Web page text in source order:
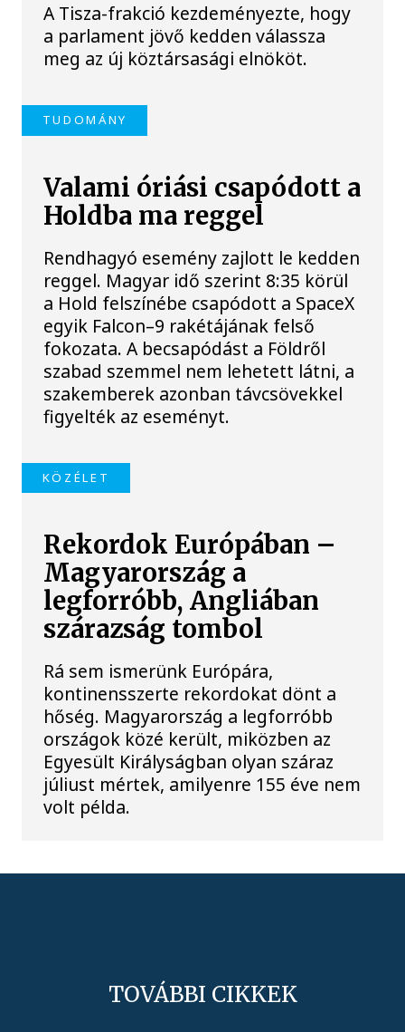
A Tisza-frakció kezdeményezte, hogy
a parlament jövő kedden válassza
meg az új köztársasági elnököt.
TUDOMÁNY
Valami óriási csapódott a
Holdba ma reggel
Rendhagyó esemény zajlott le kedden
reggel. Magyar idő szerint 8:35 körül
a Hold felszínébe csapódott a SpaceX
egyik Falcon–9 rakétájának felső
fokozata. A becsapódást a Földről
szabad szemmel nem lehetett látni, a
szakemberek azonban távcsövekkel
figyelték az eseményt.
KÖZÉLET
Rekordok Európában –
Magyarország a
legforróbb, Angliában
szárazság tombol
Rá sem ismerünk Európára,
kontinensszerte rekordokat dönt a
hőség. Magyarország a legforróbb
országok közé került, miközben az
Egyesült Királyságban olyan száraz
júliust mértek, amilyenre 155 éve nem
volt példa.
TOVÁBBI CIKKEK